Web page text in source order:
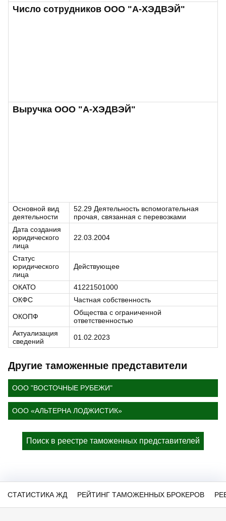
Число сотрудников ООО "А-ХЭДВЭЙ"
Выручка ООО "А-ХЭДВЭЙ"
Основной вид
деятельности
52.29 Деятельность вспомогательная
прочая, связанная с перевозками
Дата создания
юридического
лица
22.03.2004
Статус
юридического
лица
Действующее
ОКАТО
41221501000
ОКФС
Частная собственность
ОКОПФ
Общества с ограниченной
ответственностью
Актуализация
сведений
01.02.2023
Другие таможенные представители
ООО "ВОСТОЧНЫЕ РУБЕЖИ"
ООО «АЛЬТЕРНА ЛОДЖИСТИК»
Поиск в реестре таможенных представителей
СТАТИСТИКА ЖД РЕЙТИНГ ТАМОЖЕННЫХ БРОКЕРОВ